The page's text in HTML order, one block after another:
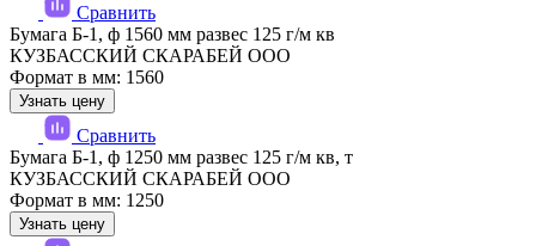
Сравнить
Бумага Б-1, ф 1560 мм развес 125 г/м кв
КУЗБАССКИЙ СКАРАБЕЙ ООО
Формат в мм: 1560
Узнать цену
Сравнить
Бумага Б-1, ф 1250 мм развес 125 г/м кв, т
КУЗБАССКИЙ СКАРАБЕЙ ООО
Формат в мм: 1250
Узнать цену